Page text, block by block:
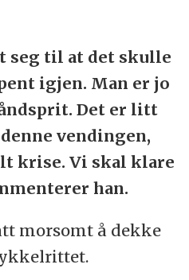
seg til at det skulle
igjen. Man er jo
Det er litt
vendingen,
krise. Vi skal klare
han.
morsomt å dekke